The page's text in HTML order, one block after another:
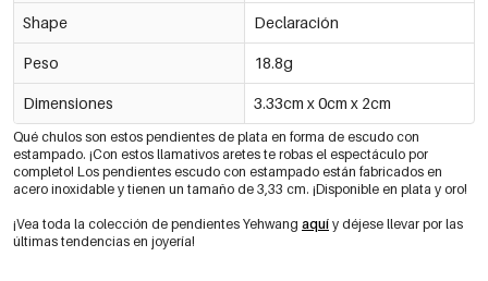
Shape Declaración
Peso 18.8g
Dimensiones 3.33cm x 0cm x 2cm
Qué chulos son estos pendientes de plata en forma de escudo con
estampado. ¡Con estos llamativos aretes te robas el espectáculo por
completo! Los pendientes escudo con estampado están fabricados en
acero inoxidable y tienen un tamaño de 3,33 cm. ¡Disponible en plata y oro!
¡Vea toda la colección de pendientes Yehwang aquí y déjese llevar por las
últimas tendencias en joyería!